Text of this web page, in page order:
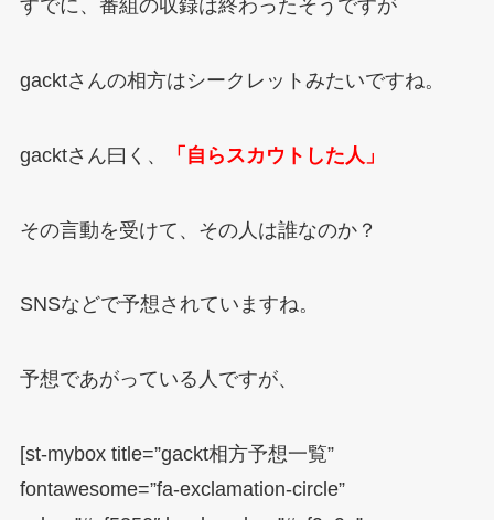
すでに、番組の収録は終わったそうですが
gacktさんの相方はシークレットみたいですね。
gacktさん曰く、 「自らスカウトした人」
その言動を受けて、その人は誰なのか？
SNSなどで予想されていますね。
予想であがっている人ですが、
[st-mybox title=”gackt相方予想一覧”
fontawesome=”fa-exclamation-circle”